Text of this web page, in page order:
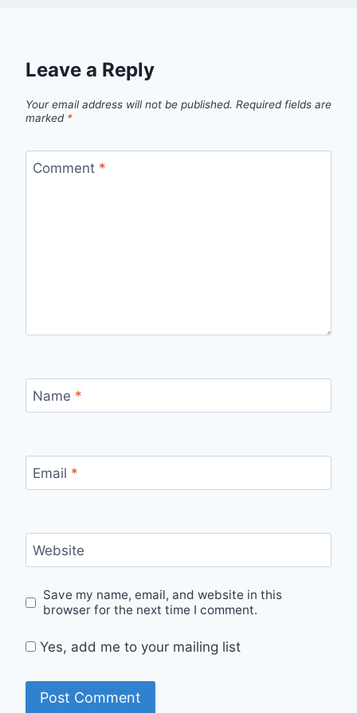
Leave a Reply
Your email address will not be published. Required fields are
marked *
Comment *
Name *
Email *
Website
Save my name, email, and website in this
browser for the next time I comment.
Yes, add me to your mailing list